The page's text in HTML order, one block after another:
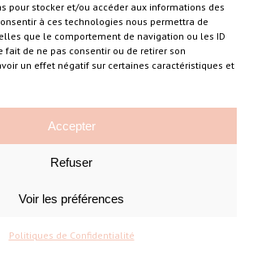
pour stocker et/ou accéder aux informations des
à ces technologies nous permettra de
que le comportement de navigation ou les ID
fait de ne pas consentir ou de retirer son
un effet négatif sur certaines caractéristiques et
Accepter
Refuser
Voir les préférences
Politiques de Confidentialité
Photographe
©Amelie Cousineau Photographe